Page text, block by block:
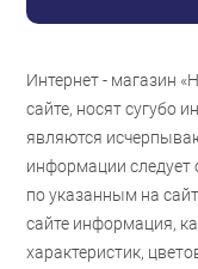
Интернет - магазин
сайте, носят сугубо
являются
информации
по указанным на
сайте информация,
характеристик,